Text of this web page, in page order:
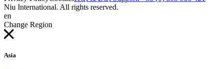
Niu International. All rights reserved.
en
Change Region
Asia